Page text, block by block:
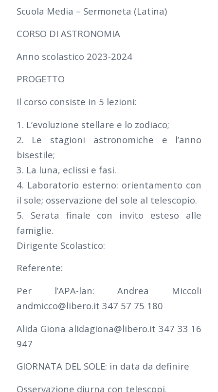
Scuola Media – Sermoneta (Latina)
CORSO DI ASTRONOMIA
Anno scolastico 2023-2024
PROGETTO
Il corso consiste in 5 lezioni:
1. L’evoluzione stellare e lo zodiaco;
2. Le stagioni astronomiche e l’anno
bisestile;
3. La luna, eclissi e fasi.
4. Laboratorio esterno: orientamento con
il sole; osservazione del sole al telescopio.
5. Serata finale con invito esteso alle
famiglie.
Dirigente Scolastico:
Referente:
Per l’APA-lan: Andrea Miccoli
andmicco@libero.it 347 57 75 180
Alida Giona alidagiona@libero.it 347 33 16
947
GIORNATA DEL SOLE: in data da definire
Osservazione diurna con telescopi.